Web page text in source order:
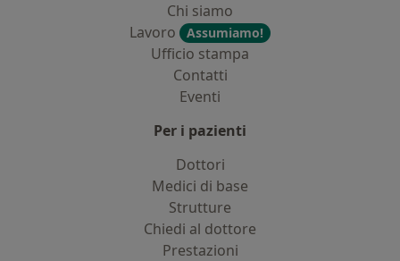
Chi siamo
Lavoro
Assumiamo!
Ufficio stampa
Contatti
Eventi
Per i pazienti
Dottori
Medici di base
Strutture
Chiedi al dottore
Prestazioni